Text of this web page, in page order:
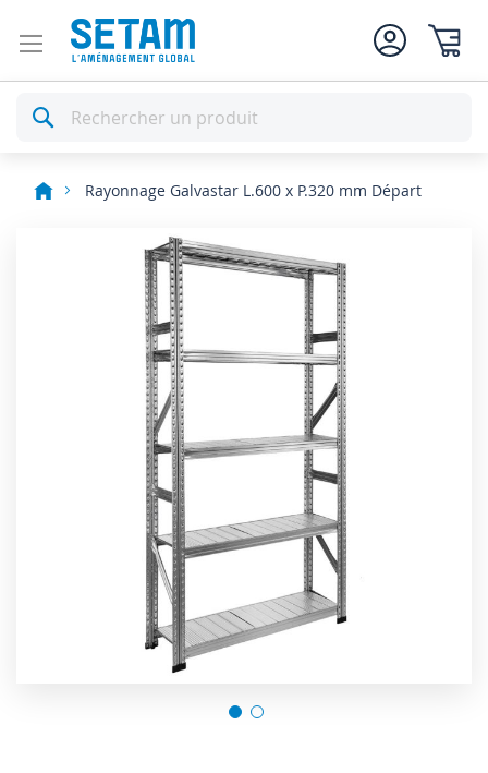
Rechercher
Rayonnage Galvastar L.600 x P.320 mm Départ